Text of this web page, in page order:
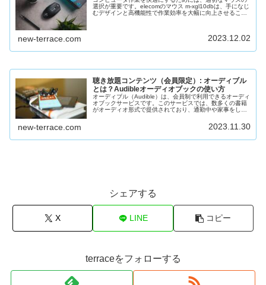
選択が重要です。elecomのマウス m-xgl10dbは、手になじ
むデザインと高機能性で作業効率を大幅に向上させること
new-terrace.com 2023.12.02
聴き放題コンテンツ（会員限定）: オーディブル
とは？Audibleオーディオブックの使い方
オーディブル（Audible）は、会員制で利用できるオーディ
オブックサービスです。このサービスでは、数多くの書籍
がオーディオ形式で提供されており、通勤中や家事をしな
new-terrace.com 2023.11.30
シェアする
X LINE コピー
terraceをフォローする